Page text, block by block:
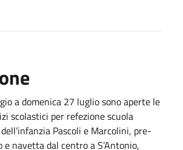
a domenica 27 luglio sono aperte le
scolastici per refezione scuola
Pascoli e Marcolini, pre-
navetta dal centro a S’Antonio,